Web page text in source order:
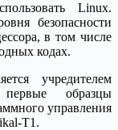
Linux.
безопасности
в том числе
кодах.
учредителем
образцы
управления
Т1.